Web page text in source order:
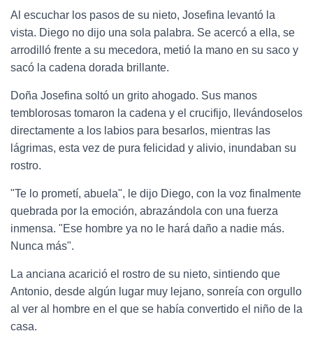
Al escuchar los pasos de su nieto, Josefina levantó la
vista. Diego no dijo una sola palabra. Se acercó a ella, se
arrodilló frente a su mecedora, metió la mano en su saco y
sacó la cadena dorada brillante.
Doña Josefina soltó un grito ahogado. Sus manos
temblorosas tomaron la cadena y el crucifijo, llevándoselos
directamente a los labios para besarlos, mientras las
lágrimas, esta vez de pura felicidad y alivio, inundaban su
rostro.
"Te lo prometí, abuela", le dijo Diego, con la voz finalmente
quebrada por la emoción, abrazándola con una fuerza
inmensa. "Ese hombre ya no le hará daño a nadie más.
Nunca más".
La anciana acarició el rostro de su nieto, sintiendo que
Antonio, desde algún lugar muy lejano, sonreía con orgullo
al ver al hombre en el que se había convertido el niño de la
casa.